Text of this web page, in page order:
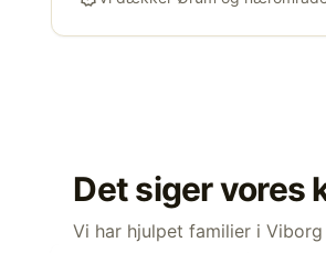
Det siger vores
Vi har hjulpet familier i